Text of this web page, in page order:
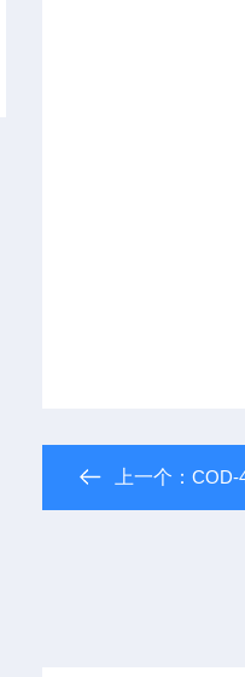
上一个：COD-